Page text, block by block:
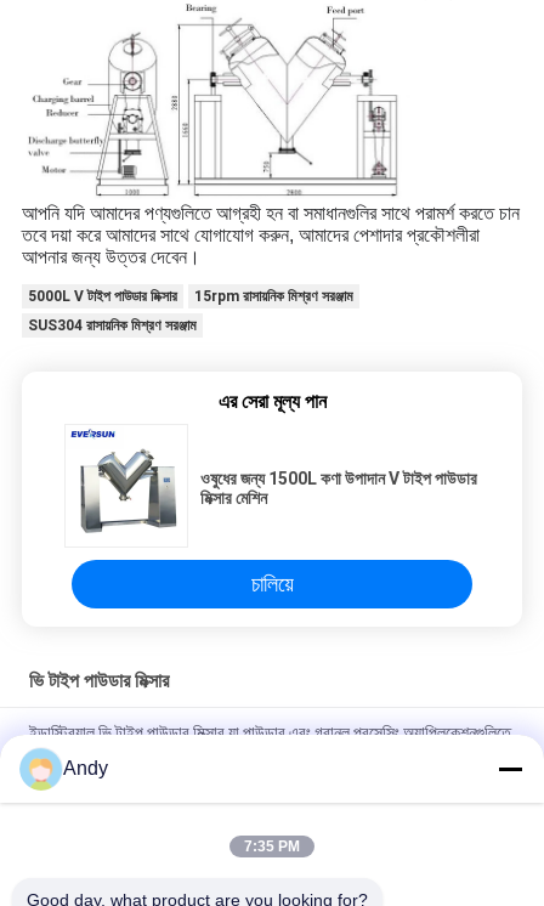
আপনি যদি আমাদের পণ্যগুলিতে আগ্রহী হন বা সমাধানগুলির সাথে পরামর্শ করতে চান
তবে দয়া করে আমাদের সাথে যোগাযোগ করুন, আমাদের পেশাদার প্রকৌশলীরা
আপনার জন্য উত্তর দেবেন।
5000L V টাইপ পাউডার মিক্সার
15rpm রাসায়নিক মিশ্রণ সরঞ্জাম
SUS304 রাসায়নিক মিশ্রণ সরঞ্জাম
এর সেরা মূল্য পান
ওষুধের জন্য 1500L কণা উপাদান V টাইপ পাউডার
মিক্সার মেশিন
চালিয়ে
ভি টাইপ পাউডার মিক্সার
ইন্ডাস্ট্রিয়াল ভি টাইপ পাউডার মিক্সার যা পাউডার এবং গ্রানুল প্রসেসিং অ্যাপ্লিকেশনগুলিতে
স্বল্প মিশ্রণের সময় এবং উচ্চ অভিন্নতার জন্য ডিজাইন করা হয়েছে
খাদ্য ও রাসায়নিক শিল্পে শুকনো পাউডার মিশ্রণের জন্য ভি টাইপ পাউডার মিক্সার, মসৃণ
Andy
7:35 PM
Good day, what product are you looking for?